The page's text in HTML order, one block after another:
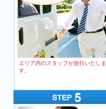
エリア内のスタッフが急行いたしま
す。